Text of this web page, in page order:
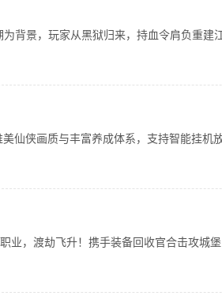
玩家从黑狱归来，持血令肩负重建江湖使命。游
与丰富养成体系，支持智能挂机放置，无需高强
飞升！携手装备回收官合击攻城堡，变身传奇世